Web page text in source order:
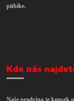
pitbike.
Kde nás
Naše prodejna je kousek